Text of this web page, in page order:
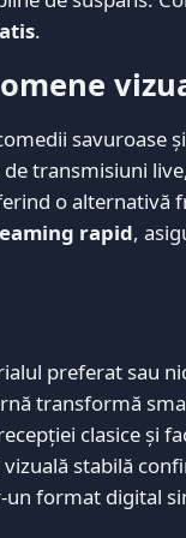
.
savuroase
transmisiuni
o alternativă
rapid,
preferat sau
transformă
clasice și
stabilă
un format digital